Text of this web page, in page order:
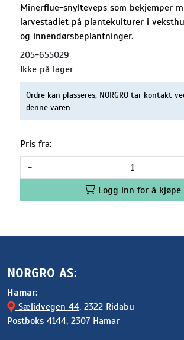
Minerflue-snylteveps som bekjemper
larvestadiet på plantekulturer i
og innendørsbeplantninger.
205-655029
Ikke på lager
Ordre kan plasseres, NORGRO tar kontakt
denne varen
Pris fra:
-
Logg inn for å kjøpe
NORGRO AS:
Hamar:
Sælidvegen 44, 2322 Ridabu
Postboks 4144, 2307 Hamar